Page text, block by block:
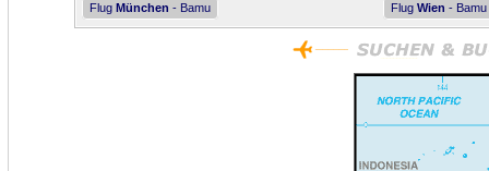
Flug München - Bamu Flug Wien - Bamu